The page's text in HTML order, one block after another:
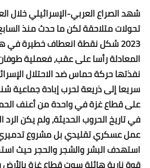
شهد الصراع العربي-الإسرائيلي خلال
تحولات متلاحقة لكن ما حدث منذ
2023 شكل نقطة انعطاف خطيرة في
المعادلة رأسا على عقب، فعملية
نفذتها حركة حماس ضد الاحتلال
سريعا إلى ذريعة لحرب إبادة جماعية
على قطاع غزة في واحدة من أعنف
في تاريخ الحروب الحديثة، ولم يكن الرد
عمل عسكري تقليدي بل مشروع
استهدف البشر والشجر والحجر حيث